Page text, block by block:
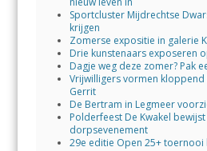
Sportcluster Mijdrechtse
krijgen
Zomerse expositie in galerie
Drie kunstenaars exposeren
Dagje weg deze zomer? Pak
Vrijwilligers vormen
Gerrit
De Bertram in Legmeer
Polderfeest De Kwakel
dorpsevenement
29e editie Open 25+ toernooi